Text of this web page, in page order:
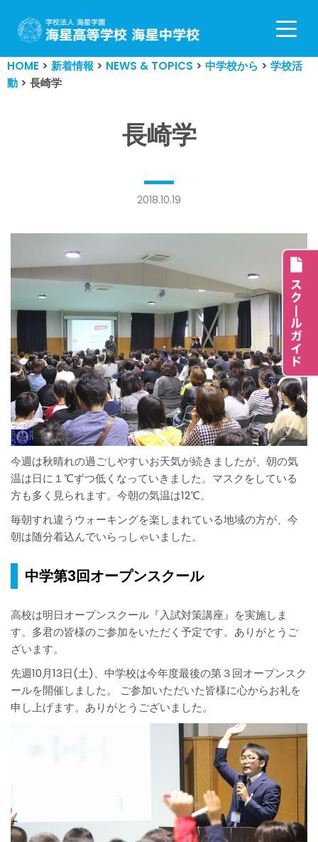
コ
ン
テ
ン
HOME > 新着情報 > NEWS & TOPICS > 中学校から > 学校活
動 > 長崎学
長崎学
2018.10.19
今週は秋晴れの過ごしやすいお天気が続きましたが、朝の気
温は日に１℃ずつ低くなっていきました。マスクをしている
方も多く見られます。今朝の気温は12℃。
毎朝すれ違うウォーキングを楽しまれている地域の方が、今
朝は随分着込んでいらっしゃいました。
中学第3回オープンスクール
高校は明日オープンスクール『入試対策講座』を実施しま
す。多君の皆様のご参加をいただく予定です。ありがとうご
ざいます。
先週10月13日(土)、中学校は今年度最後の第３回オープンスク
ールを開催しました。 ご参加いただいた皆様に心からお礼を
申し上げます。ありがとうございました。